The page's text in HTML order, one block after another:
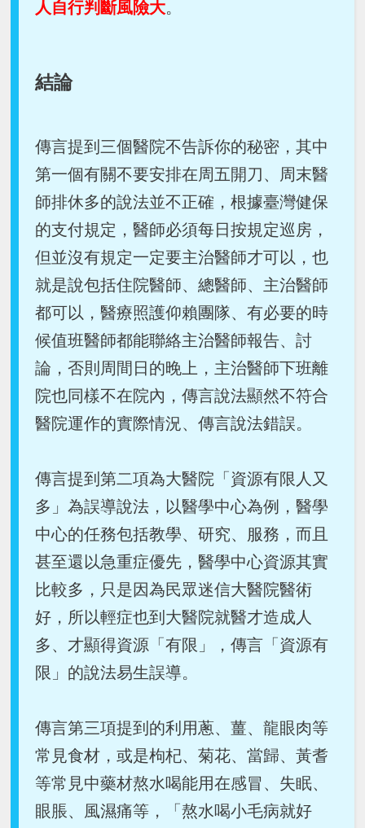
人自行判斷風險大。
結論
傳言提到三個醫院不告訴你的秘密，其中
第一個有關不要安排在周五開刀、周末醫
師排休多的說法並不正確，根據臺灣健保
的支付規定，醫師必須每日按規定巡房，
但並沒有規定一定要主治醫師才可以，也
就是說包括住院醫師、總醫師、主治醫師
都可以，醫療照護仰賴團隊、有必要的時
候值班醫師都能聯絡主治醫師報告、討
論，否則周間日的晚上，主治醫師下班離
院也同樣不在院內，傳言說法顯然不符合
醫院運作的實際情況、傳言說法錯誤。
傳言提到第二項為大醫院「資源有限人又
多」為誤導說法，以醫學中心為例，醫學
中心的任務包括教學、研究、服務，而且
甚至還以急重症優先，醫學中心資源其實
比較多，只是因為民眾迷信大醫院醫術
好，所以輕症也到大醫院就醫才造成人
多、才顯得資源「有限」，傳言「資源有
限」的說法易生誤導。
傳言第三項提到的利用蔥、薑、龍眼肉等
常見食材，或是枸杞、菊花、當歸、黃耆
等常見中藥材熬水喝能用在感冒、失眠、
眼脹、風濕痛等，「熬水喝小毛病就好